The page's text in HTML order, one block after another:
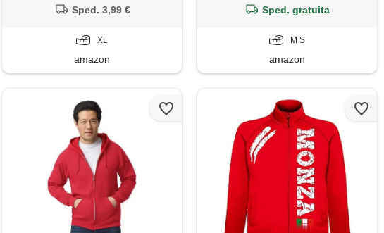
testo, xl, regular, regular, bianco)
Sped. 3,99 €
XL
amazon
Sped. gratuita
M S
amazon